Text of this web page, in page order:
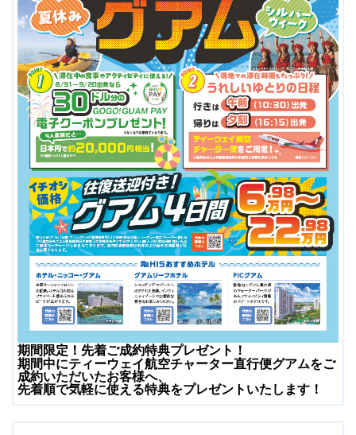
期間限定！先着ご成約特典プレゼント！
期間中にティーウェイ航空チャーター直行便グアムをご
成約いただいたお客様へ、
先着順で気軽に使える特典をプレゼントいたします！